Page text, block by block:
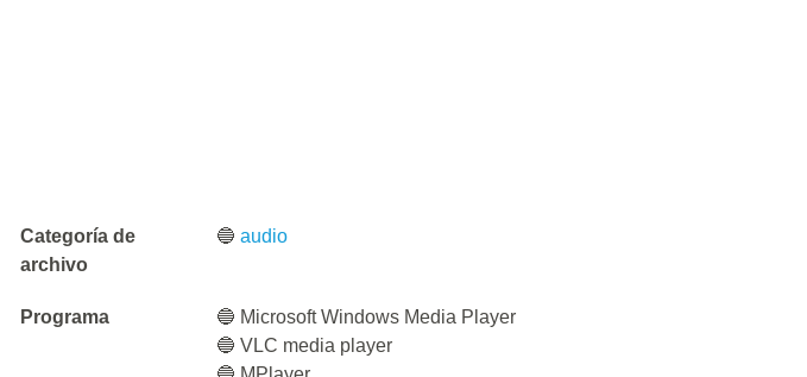
Categoría de
archivo
🔵audio
Programa
🔵 Microsoft Windows Media Player
🔵 VLC media player